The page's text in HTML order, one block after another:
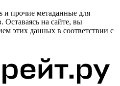
прочие метаданные для
Оставаясь на сайте, вы
этих данных в соответствии с